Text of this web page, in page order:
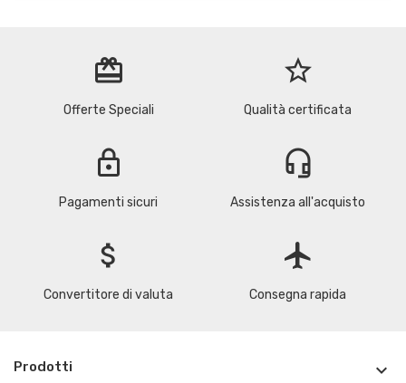
redeem
Offerte Speciali
star_border
Qualità certificata
lock
Pagamenti sicuri
headset_mic
Assistenza all'acquisto
attach_money
Convertitore di valuta
flight
Consegna rapida
Prodotti 